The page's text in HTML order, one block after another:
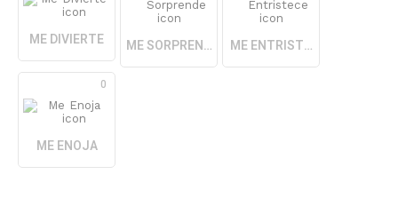
ME DIVIERTE ME SORPRENDE ME ENTRISTECE
0
ME ENOJA